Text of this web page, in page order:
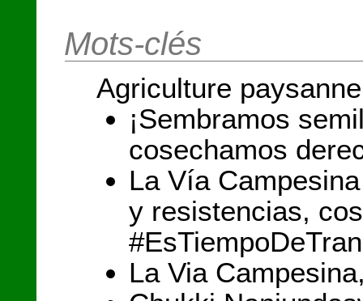
Mots-clés
Agriculture paysanne
¡Sembramos
cosechamos
La Vía
y resistencias,
La Via